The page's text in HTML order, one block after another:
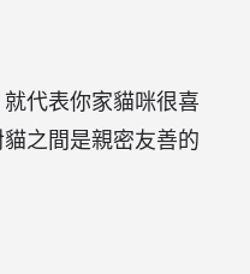
代表你家貓咪很喜
之間是親密友善的